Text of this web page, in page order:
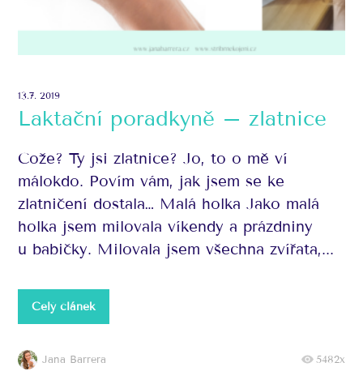
13.7. 2019
Laktační poradkyně – zlatnice
Cože? Ty jsi zlatnice? Jo, to o mě ví
málokdo. Povím vám, jak jsem se ke
zlatničení dostala… Malá holka Jako malá
holka jsem milovala víkendy a prázdniny
u babičky. Milovala jsem všechna zvířata,...
Celý článek
Jana Barrera 5482x